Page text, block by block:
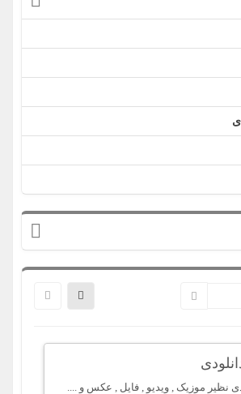
نظیر موزیک , ویدیو , فایل , عکس و ....